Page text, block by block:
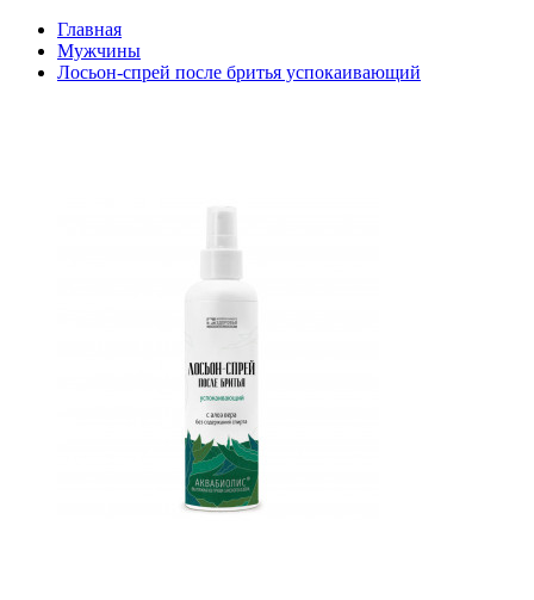
Главная
Мужчины
Лосьон-спрей после бритья успокаивающий